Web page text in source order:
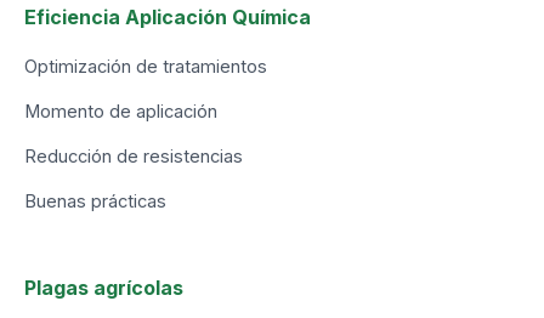
Eficiencia Aplicación Química
Optimización de tratamientos
Momento de aplicación
Reducción de resistencias
Buenas prácticas
Plagas agrícolas